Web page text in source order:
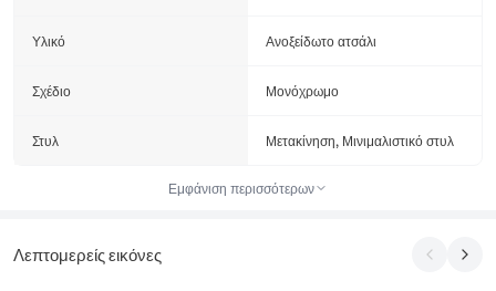
Υλικό Ανοξείδωτο ατσάλι
Σχέδιο Μονόχρωμο
Στυλ Μετακίνηση, Μινιμαλιστικό στυλ
Εμφάνιση περισσότερων
Λεπτομερείς εικόνες